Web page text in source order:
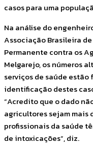
casos para uma
Na análise do
Associação Brasileira
Permanente contra os
Melgarejo, os números
serviços de saúde
identificação destes
“Acredito que o dado
agricultores sejam mais
profissionais da saúde
de intoxicações”, diz.